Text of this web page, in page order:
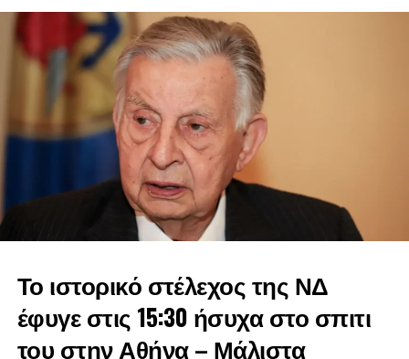
Σεβαστέ μας Γιάννη, μας αφήνεις βαριά κληρονομιά. Την
ευθύνη απέναντι στην πατρίδα, την αφοσίωση σε αξίες,
κυρίως όμως μια βαθιά πολιτική ευγένεια που τόσο μας
λείπει αυτές τις εποχές. Για όλα αυτά η Ελλάδα αλλά και η
μεγάλη μας παράταξη, η Νέα Δημοκρατία θα σε
ευχαριστεί.0
Στη μακρά πορεία του ανέλαβε όποια θέση του ζητήθηκε
και ήταν παρών σε όποια μάχη και αν χρειάστηκε να
δώσει. Με ξεχωριστή την αναθεώρηση του Συντάγματος
του 1961», είπε και μοιράστηκε και προσωπικές ιστορίες
Το ιστορικό στέλεχος της ΝΔ
έφυγε στις 15:30 ήσυχα στο σπιτι
του στην Αθήνα – Μάλιστα